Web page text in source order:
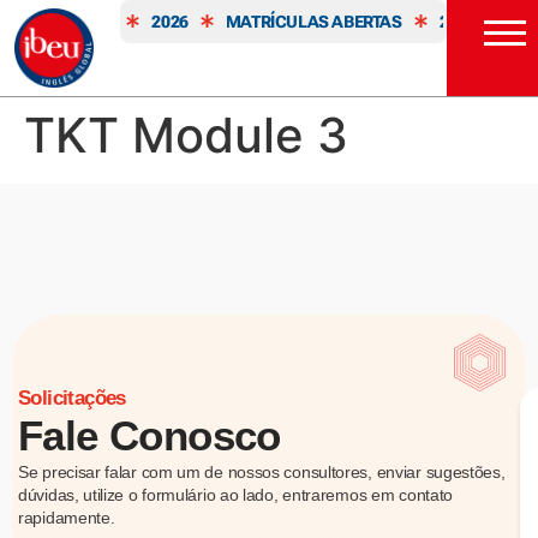
ABERTAS 2026 MATRÍCULAS ABERTAS 2026
TKT Module 3
Solicitações
Fale Conosco
Se precisar falar com um de nossos consultores, enviar sugestões,
dúvidas, utilize o formulário ao lado, entraremos em contato
rapidamente.